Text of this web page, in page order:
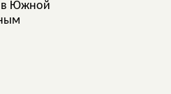
в Южной